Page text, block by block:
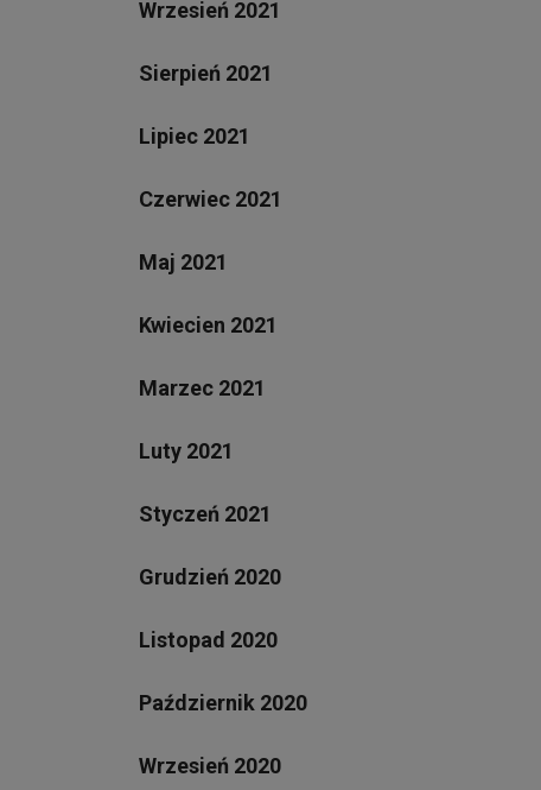
Wrzesień 2021
Sierpień 2021
Lipiec 2021
Czerwiec 2021
Maj 2021
Kwiecien 2021
Marzec 2021
Luty 2021
Styczeń 2021
Grudzień 2020
Listopad 2020
Październik 2020
Wrzesień 2020